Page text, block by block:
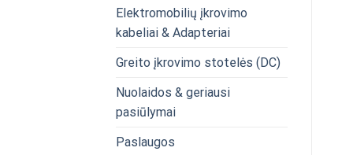
Elektromobilių įkrovimo
kabeliai & Adapteriai
Greito įkrovimo stotelės (DC)
Nuolaidos & geriausi
pasiūlymai
Paslaugos